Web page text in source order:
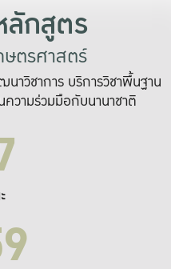
กสูตร
ษตรศาสตร์
วิชาการ บริการวิชาพื้นฐาน
ความร่วมมือกับนานาชาติ